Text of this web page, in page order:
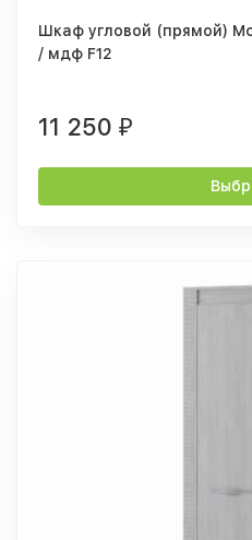
Шкаф угловой (прямой)
/ мдф F12
11 250 ₽